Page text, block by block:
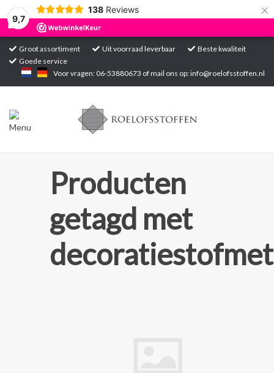
9,7
138 Reviews ×
Groot assortiment Uit voorraad leverbaar
Beste kwaliteit
Goede service
Voor vragen: 06-53880673 of mail ons op:info@roelofsstoffen.nl
Home
Producten
getagd met